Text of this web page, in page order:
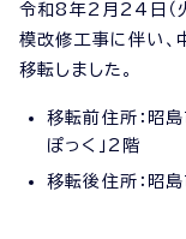
令和8年2月24日（火
模改修工事に伴い、
移転しました。
移転前住所：昭
ぽっく」2階
移転後住所：昭